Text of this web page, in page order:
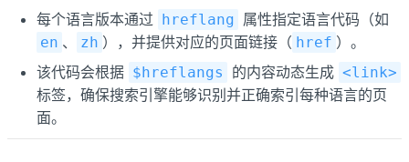
每个语言版本通过 hreflang 属性指定语言代码（如
en 、 zh ），并提供对应的页面链接（ href ）。
该代码会根据 $hreflangs 的内容动态生成 <link>
标签，确保搜索引擎能够识别并正确索引每种语言的页
面。